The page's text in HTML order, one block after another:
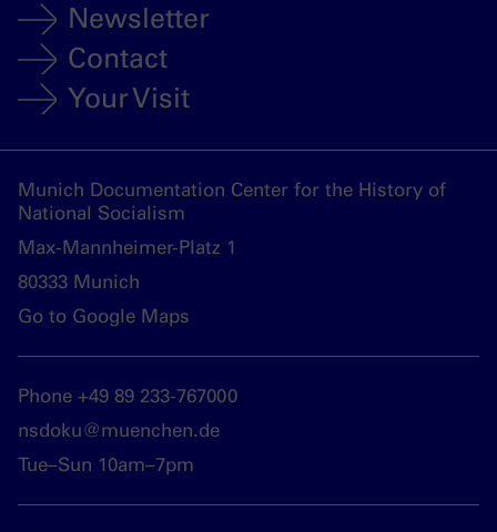
Newsletter
Contact
Your Visit
Munich Documentation Center for the History of
National Socialism
Max-Mannheimer-Platz 1
80333 Munich
Go to Google Maps
Phone +49 89 233-767000
nsdoku@muenchen.de
Tue–Sun 10am–7pm